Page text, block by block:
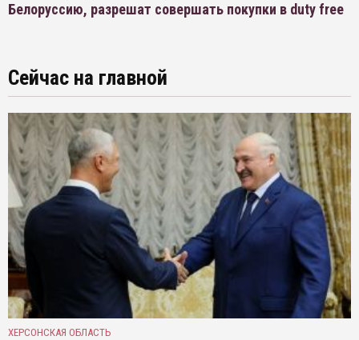
Белоруссию, разрешат совершать покупки в duty free
Сейчас на главной
ХЕРСОНСКАЯ ОБЛАСТЬ